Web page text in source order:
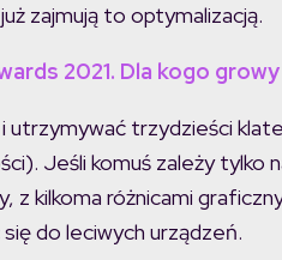
zajmują to optymalizacją.
2021. Dla kogo
utrzymywać trzydzieści
Jeśli komuś zależy tylko
z kilkoma różnicami
do leciwych urządzeń.